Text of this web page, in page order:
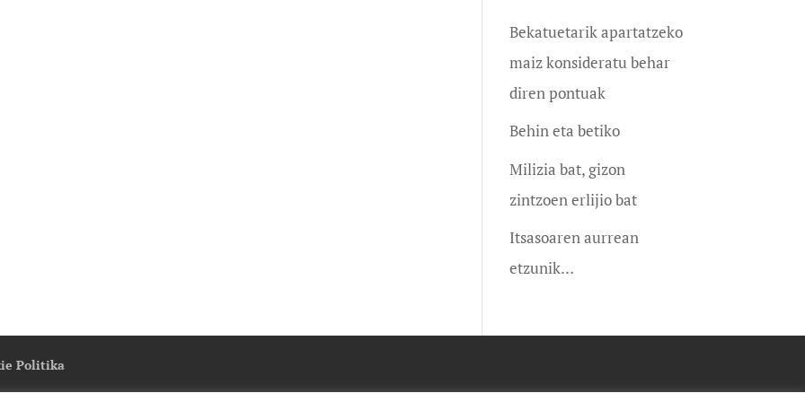
Bekatuetarik apartatzeko
maiz konsideratu behar
diren pontuak
Behin eta betiko
Milizia bat, gizon
zintzoen erlijio bat
Itsasoaren aurrean
etzunik…
Politika